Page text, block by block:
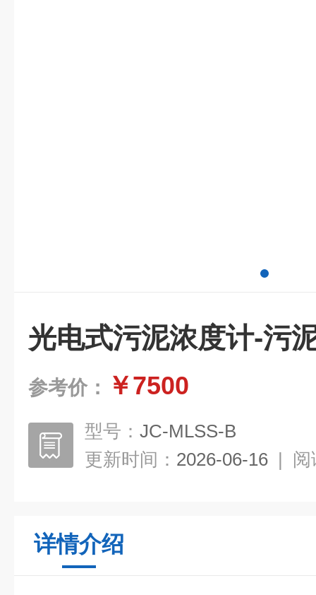
光电式污泥浓度计-污
参考价： ￥7500
型号： JC-MLSS-B
更新时间： 2026-06-16 | 阅
详情介绍